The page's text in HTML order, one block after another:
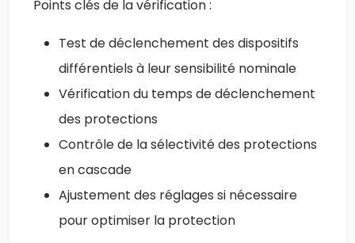
Points clés de la vérification :
Test de déclenchement des dispositifs
différentiels à leur sensibilité nominale
Vérification du temps de déclenchement
des protections
Contrôle de la sélectivité des protections
en cascade
Ajustement des réglages si nécessaire
pour optimiser la protection